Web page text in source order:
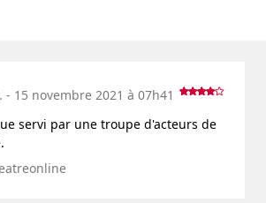
- 15 novembre 2021 à 07h41
servi par une troupe d'acteurs de